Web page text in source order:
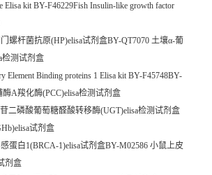
Elisa kit BY-F46229Fish Insulin-like growth factor
螺杆菌抗原(HP)elisa试剂盒BY-QT7070 土壤α-葡
检测试剂盒
Element Binding proteins 1 Elisa kit BY-F45748BY-
酶A羧化酶(PCC)elisa检测试剂盒
二磷酸葡萄糖醛酸转移酶(UGT)elisa检测试剂盒
试剂盒
蛋白1(BRCA-1)elisa试剂盒BY-M02586 小鼠上皮
剂盒